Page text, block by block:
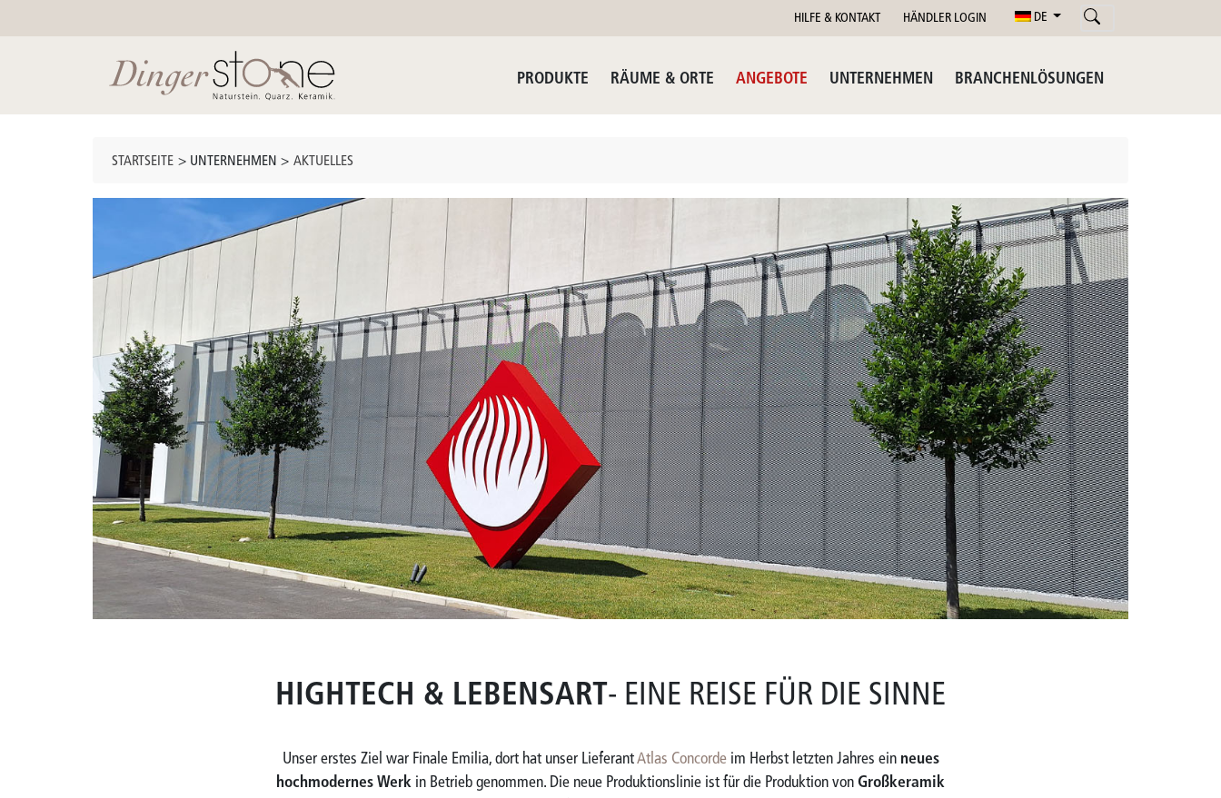
HILFE & KONTAKT HÄNDLER LOGIN DE
PRODUKTE RÄUME & ORTE ANGEBOTE UNTERNEHMEN BRANCHENLÖSUNGEN
STARTSEITE > UNTERNEHMEN > AKTUELLES
HIGHTECH & LEBENSART - EINE REISE FÜR DIE SINNE
Unser erstes Ziel war Finale Emilia, dort hat unser LieferantAtlas Concordeim Herbst letzten Jahres ein neues
hochmodernes Werk in Betrieb genommen. Die neue Produktionslinie ist für die Produktion von Großkeramik